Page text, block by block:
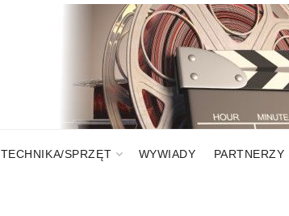
TECHNIKA/SPRZĘT WYWIADY PARTNERZY